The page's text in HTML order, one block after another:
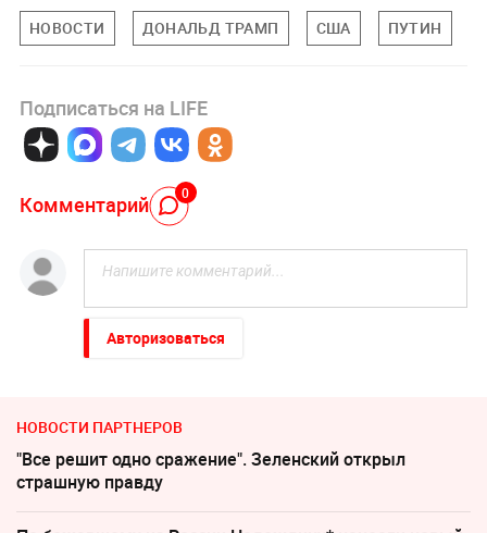
НОВОСТИ ДОНАЛЬД ТРАМП США ПУТИН
Подписаться на LIFE
Комментарий 0
Авторизоваться
НОВОСТИ ПАРТНЕРОВ
"Все решит одно сражение". Зеленский открыл
страшную правду